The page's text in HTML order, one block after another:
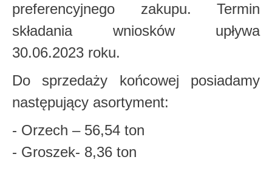
preferencyjnego zakupu. Termin
składania wniosków upływa
30.06.2023 roku.
Do sprzedaży końcowej posiadamy
następujący asortyment:
- Orzech – 56,54 ton
- Groszek- 8,36 ton